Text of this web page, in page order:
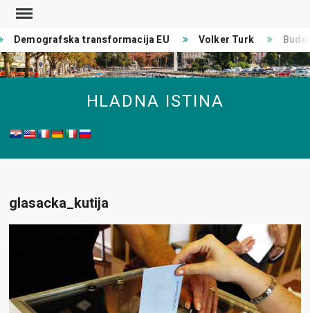
Skip
content
Demografska transformacija EU Volker Turk
HLADNA ISTINA
glasacka_kutija